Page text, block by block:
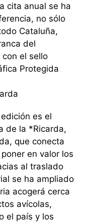
cita anual se ha
no sólo
Cataluña,
del
con el sello
Protegida
es el
de la *Ricarda,
que conecta
en valor los
al traslado
se ha ampliado
acogerá cerca
avícolas,
el país y los